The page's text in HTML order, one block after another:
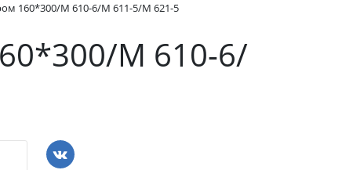
160*300/М 610-6/М 611-5/М 621-5
М 610-6/